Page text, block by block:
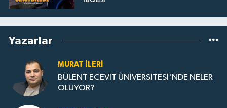
Yazarlar
MURAT İLERI
BÜLENT ECEVİT ÜNİVERSİTESİ'NDE NELER
OLUYOR?